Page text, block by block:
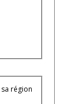
région